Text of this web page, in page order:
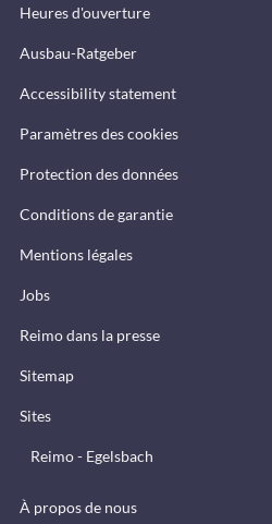
Heures d'ouverture
Ausbau-Ratgeber
Accessibility statement
Paramètres des cookies
Protection des données
Conditions de garantie
Mentions légales
Jobs
Reimo dans la presse
Sitemap
Sites
Reimo - Egelsbach
À propos de nous